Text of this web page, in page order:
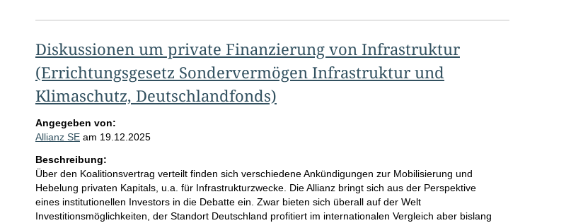
Diskussionen um private Finanzierung von Infrastruktur
(Errichtungsgesetz Sondervermögen Infrastruktur und
Klimaschutz, Deutschlandfonds)
Angegeben von:
Allianz SE am 19.12.2025
Beschreibung:
Über den Koalitionsvertrag verteilt finden sich verschiedene Ankündigungen zur Mobilisierung und
Hebelung privaten Kapitals, u.a. für Infrastrukturzwecke. Die Allianz bringt sich aus der Perspektive
eines institutionellen Investors in die Debatte ein. Zwar bieten sich überall auf der Welt
Investitionsmöglichkeiten, der Standort Deutschland profitiert im internationalen Vergleich aber bislang